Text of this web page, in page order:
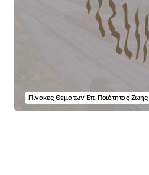
Πίνακες Θεμάτων Επ. Ποιότητας Ζωής